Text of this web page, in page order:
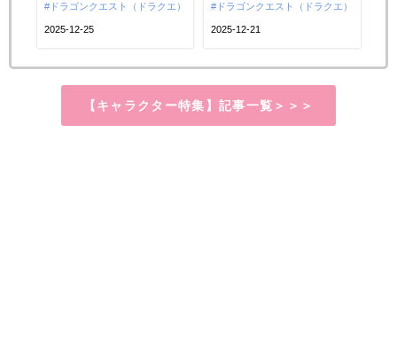
ーション。第1弾の限定フィギュ
アに続き、第2弾として“ドラク
者の剣をイメージした特別バン
思わせる爽やかドリンク2種がラ
ドラゴンクエスト（ドラクエ）
2025-12-25
ン。スライムの中からマクドナ
ルドの人気キャラクターのスラ
カ風デザインの限定フィギュア
生！12月18日(木)14:00から、マ
ドラゴンクエスト（ドラクエ）
2025-12-21
【キャラクター特集】記事一覧＞＞＞